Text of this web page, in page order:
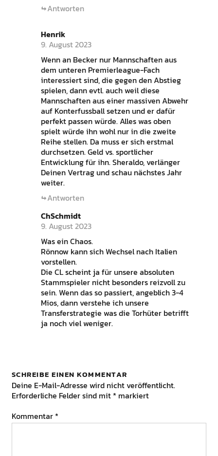
Antworten
Henrik
9. August 2023
Wenn an Becker nur Mannschaften aus
dem unteren Premierleague-Fach
interessiert sind, die gegen den Abstieg
spielen, dann evtl. auch weil diese
Mannschaften aus einer massiven Abwehr
auf Konterfussball setzen und er dafür
perfekt passen würde. Alles was oben
spielt würde ihn wohl nur in die zweite
Reihe stellen. Da muss er sich erstmal
durchsetzen. Geld vs. sportlicher
Entwicklung für ihn. Sheraldo, verlänger
Deinen Vertrag und schau nächstes Jahr
weiter.
Antworten
ChSchmidt
9. August 2023
Was ein Chaos.
Rönnow kann sich Wechsel nach Italien
vorstellen.
Die CL scheint ja für unsere absoluten
Stammspieler nicht besonders reizvoll zu
sein. Wenn das so passiert, angeblich 3-4
Mios, dann verstehe ich unsere
Transferstrategie was die Torhüter betrifft
ja noch viel weniger.
SCHREIBE EINEN KOMMENTAR
Deine E-Mail-Adresse wird nicht veröffentlicht.
Erforderliche Felder sind mit * markiert
Kommentar *